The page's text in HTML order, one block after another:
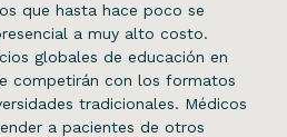
que hasta hace poco se
a muy alto costo.
globales de educación en
competirán con los formatos
tradicionales. Médicos
a pacientes de otros